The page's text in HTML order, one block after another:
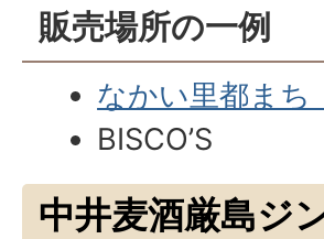
販売場所の一例
なかい里都まち
BISCO’S
中井麦酒厳島ジ